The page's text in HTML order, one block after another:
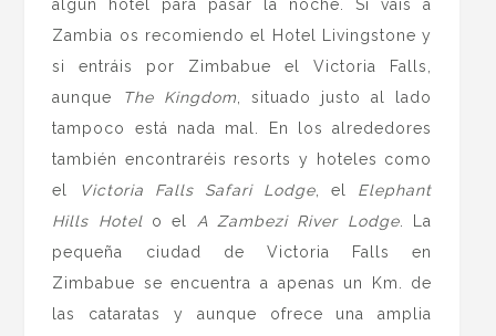
algún hotel para pasar la noche. Si vais a
Zambia os recomiendo el Hotel Livingstone y
si entráis por Zimbabue el Victoria Falls,
aunque
The Kingdom , situado justo al lado
tampoco está nada mal. En los alrededores
también encontraréis resorts y hoteles como
el
Victoria Falls Safari Lodge, el Elephant
Hills Hotelo el A Zambezi River Lodge. La
pequeña ciudad de Victoria Falls en
Zimbabue se encuentra a apenas un Km. de
las cataratas y aunque ofrece una amplia